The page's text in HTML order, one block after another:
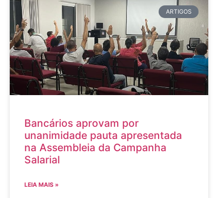
ARTIGOS
Bancários aprovam por
unanimidade pauta apresentada
na Assembleia da Campanha
Salarial
LEIA MAIS »